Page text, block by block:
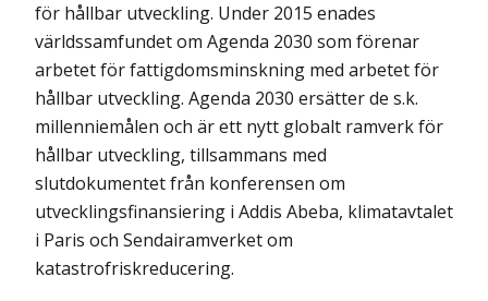
för hållbar utveckling. Under 2015 enades
världssamfundet om Agenda 2030 som förenar
arbetet för fattigdomsminskning med arbetet för
hållbar utveckling. Agenda 2030 ersätter de s.k.
millenniemålen och är ett nytt globalt ramverk för
hållbar utveckling, tillsammans med
slutdokumentet från konferensen om
utvecklingsfinansiering i Addis Abeba, klimatavtalet
i Paris och Sendairamverket om
katastrofriskreducering.